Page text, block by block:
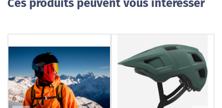
Ces produits peuvent vous intéresser